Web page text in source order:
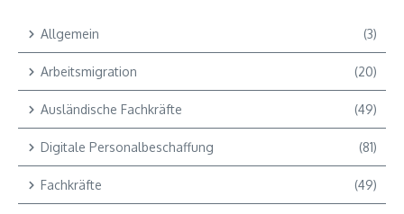
Allgemein (3)
Arbeitsmigration (20)
Ausländische Fachkräfte (49)
Digitale Personalbeschaffung (81)
Fachkräfte (49)